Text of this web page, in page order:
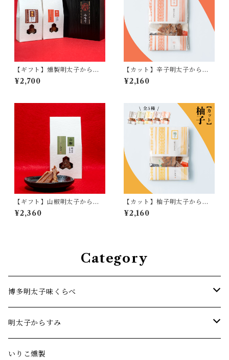
【ギフト】燻製明太子からす
み・辛子明太子からすみ二種
セット
¥2,700
【カット】辛子明太子からす
み
¥2,160
【ギフト】山椒明太子からす
み
¥2,360
【カット】柚子明太子からす
み
¥2,160
Category
博多明太子味くらべ
6社セット
12社セット
明太子からすみ
からすみ4種セット
いりこ燻製